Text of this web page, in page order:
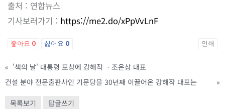
출처 : 연합뉴스
기사보러가기 : https://me2.do/xPpVvLnF
좋아요 0 싫어요 0 인쇄
« '책의 날' 대통령 표창에 강해작 ㆍ조은상 대표
건설 분야 전문출판사인 기문당을 30년째 이끌어온 강해작 대표는
»
목록보기 답글쓰기